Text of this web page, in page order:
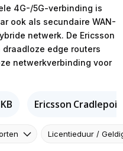
4G-/5G-verbinding is
ook als secundaire WAN-
netwerk. De Ericsson
draadloze edge routers
netwerkverbinding voor
Ericsson
Licentieduur /